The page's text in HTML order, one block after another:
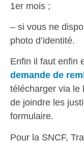
1er mois ;
– si vous ne
photo d’identité.
Enfin il faut enfin
demande de
télécharger via le
de joindre les
formulaire.
Pour la SNCF,